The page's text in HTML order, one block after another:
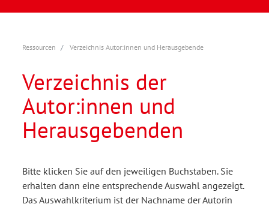
Ressourcen Verzeichnis Autor:innen und Herausgebende
Verzeichnis der
Autor:innen und
Herausgebenden
Bitte klicken Sie auf den jeweiligen Buchstaben. Sie
erhalten dann eine entsprechende Auswahl angezeigt.
Das Auswahlkriterium ist der Nachname der Autorin